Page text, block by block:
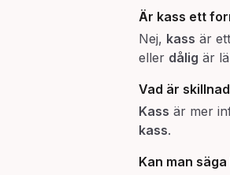
Är kass ett
Nej, kass är
eller dålig är
Vad är
Kass är mer
kass.
Kan man säga